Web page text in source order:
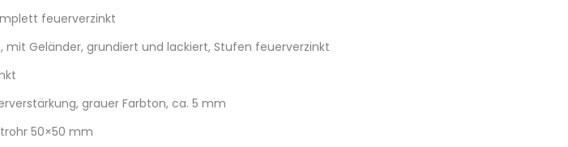
feuerverzinkt
Geländer, grundiert und lackiert, Stufen feuerverzinkt
grauer Farbton, ca. 5 mm
50×50 mm